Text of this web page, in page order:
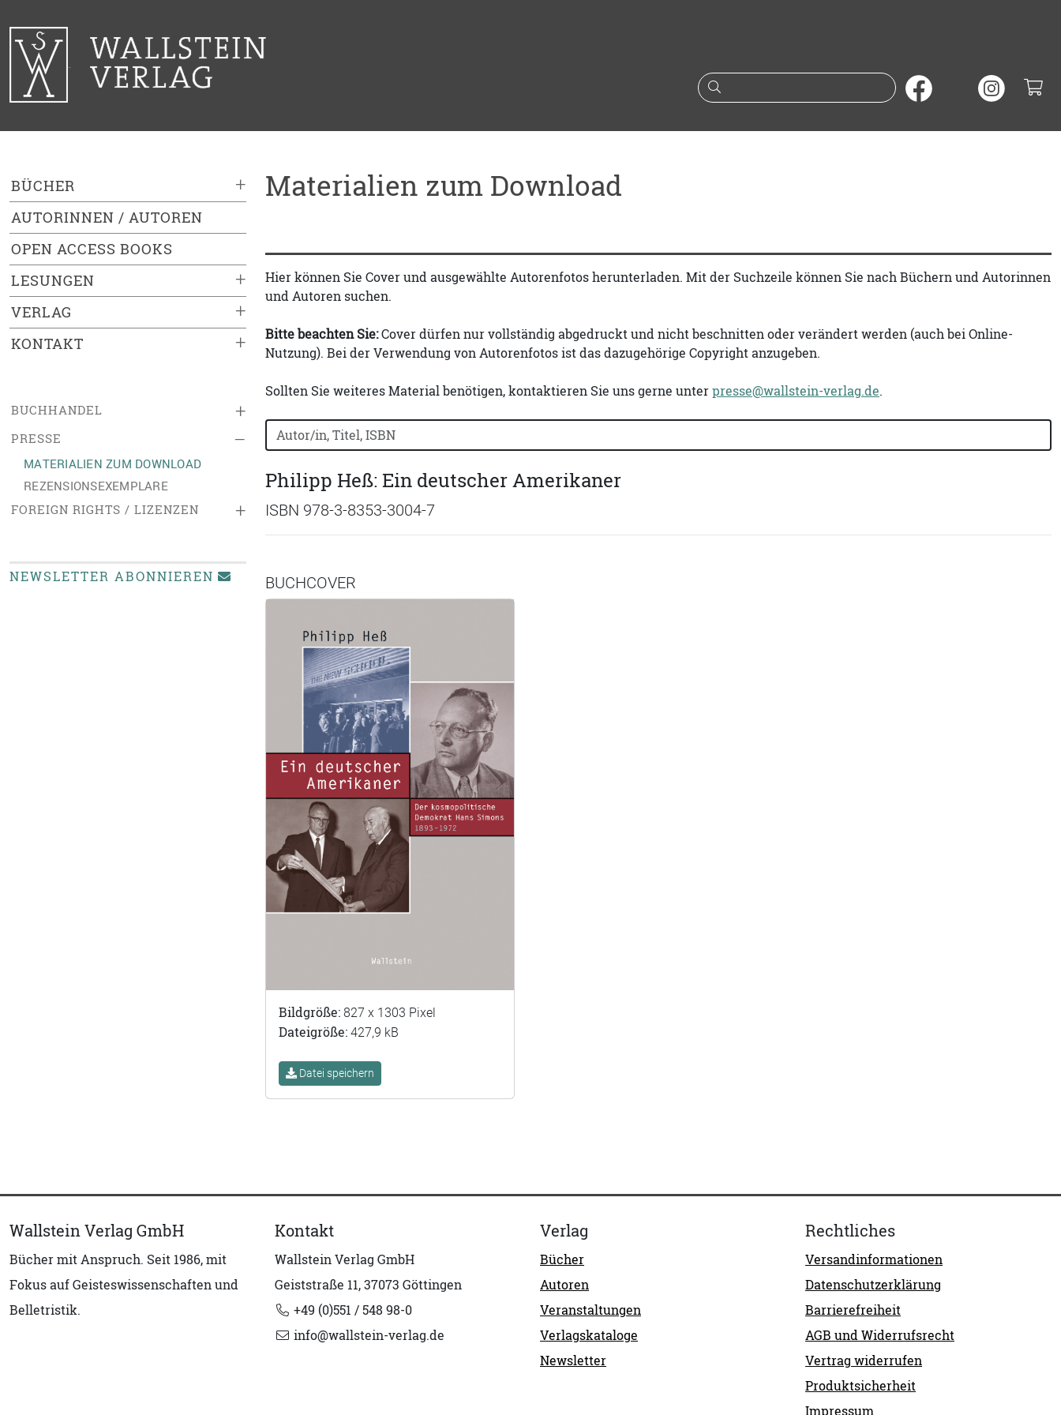
Suche nach Büchern oder
+
BÜCHER
AUTORINNEN / AUTOREN
OPEN ACCESS BOOKS
+
LESUNGEN
+
VERLAG
+
KONTAKT
+
BUCHHANDEL
–
PRESSE
MATERIALIEN ZUM DOWNLOAD
REZENSIONSEXEMPLARE
+
FOREIGN RIGHTS / LIZENZEN
NEWSLETTER ABONNIEREN
Materialien zum Download
Hier können Sie Cover und ausgewählte Autorenfotos herunterladen. Mit der Suchzeile können Sie nach Büchern und Autorinnen
und Autoren suchen.
Bitte beachten Sie:Cover dürfen nur vollständig abgedruckt und nicht beschnitten oder verändert werden (auch bei Online-
Nutzung). Bei der Verwendung von Autorenfotos ist das dazugehörige Copyright anzugeben.
Sollten Sie weiteres Material benötigen, kontaktieren Sie uns gerne unterpresse@wallstein-verlag.de.
Bücher nach Buchtitel, Autorennamen oder ISBN suchen:
Philipp Heß: Ein deutscher Amerikaner
ISBN 978-3-8353-3004-7
BUCHCOVER
Bildgröße: 827 x 1303 Pixel
Dateigröße: 427,9 kB
Datei speichern
Wallstein Verlag GmbH
Bücher mit Anspruch. Seit 1986, mit
Fokus auf Geisteswissenschaften und
Belletristik.
Kontakt
Wallstein Verlag GmbH
Geiststraße 11, 37073 Göttingen
+49 (0)551 / 548 98-0
info@wallstein-verlag.de
Verlag
Bücher
Autoren
Veranstaltungen
Verlagskataloge
Newsletter
Rechtliches
Versandinformationen
Datenschutzerklärung
Barrierefreiheit
AGB und Widerrufsrecht
Vertrag widerrufen
Produktsicherheit
Impressum